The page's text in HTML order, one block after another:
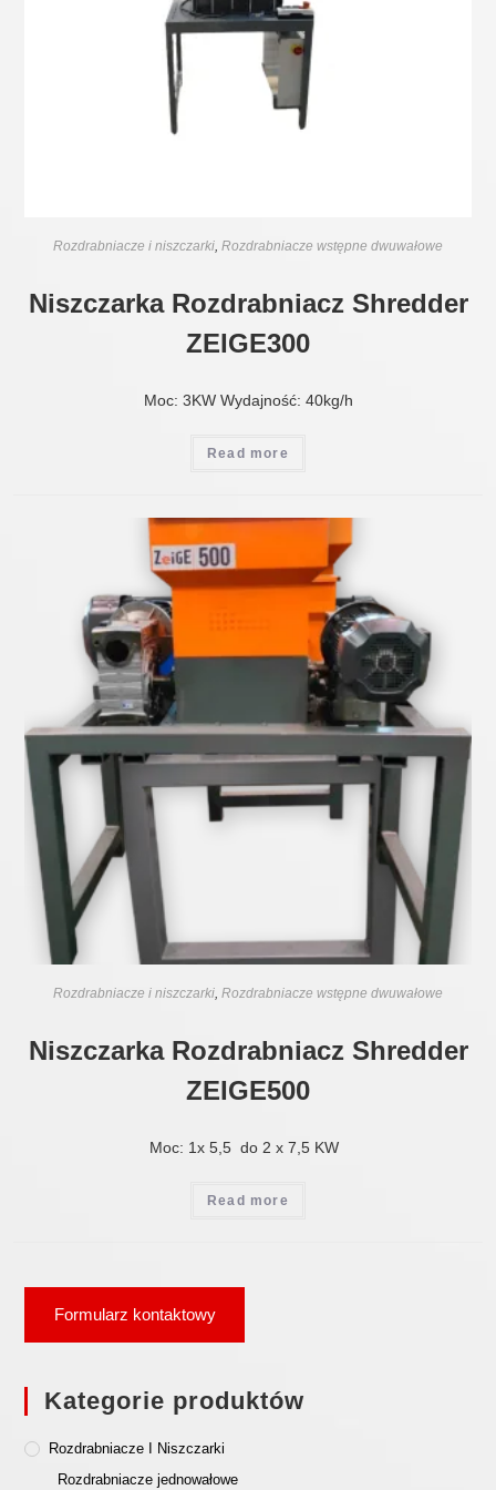
Rozdrabniacze i niszczarki, Rozdrabniacze wstępne dwuwałowe
Niszczarka Rozdrabniacz Shredder
ZEIGE300
Moc: 3KW Wydajność: 40kg/h
Read more
Rozdrabniacze i niszczarki, Rozdrabniacze wstępne dwuwałowe
Niszczarka Rozdrabniacz Shredder
ZEIGE500
Moc: 1x 5,5 do 2 x 7,5 KW
Read more
Formularz kontaktowy
Kategorie produktów
Rozdrabniacze I Niszczarki
Rozdrabniacze jednowałowe